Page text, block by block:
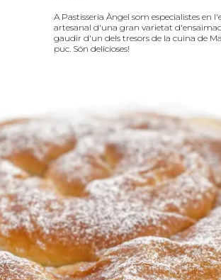
A Pastisseria Àngel som especialistes en
artesanal d'una gran varietat
gaudir d'un dels tresors de la cuina de
puc. Són delicioses!